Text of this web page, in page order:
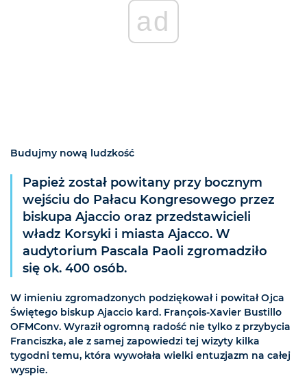
ad
Budujmy nową ludzkość
Papież został powitany przy bocznym
wejściu do Pałacu Kongresowego przez
biskupa Ajaccio oraz przedstawicieli
władz Korsyki i miasta Ajacco. W
audytorium Pascala Paoli zgromadziło
się ok. 400 osób.
W imieniu zgromadzonych podziękował i powitał Ojca
Świętego biskup Ajaccio kard. François-Xavier Bustillo
OFMConv. Wyraził ogromną radość nie tylko z przybycia
Franciszka, ale z samej zapowiedzi tej wizyty kilka
tygodni temu, która wywołała wielki entuzjazm na całej
wyspie.